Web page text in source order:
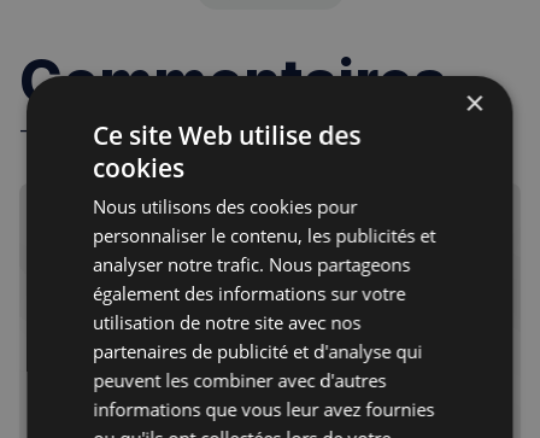
Commentaires
- Règles de la communauté -
Inscrivez-vous gratuitement pour recevoir les infos
de la semaine, chaque vendredi matin
Votre adresse courriel
Je m'abonne
×
Ce site Web utilise des
cookies
Nous utilisons des cookies pour
personnaliser le contenu, les publicités et
analyser notre trafic. Nous partageons
également des informations sur votre
utilisation de notre site avec nos
partenaires de publicité et d'analyse qui
peuvent les combiner avec d'autres
informations que vous leur avez fournies